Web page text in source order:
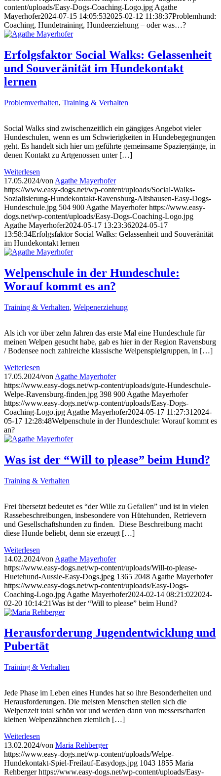
content/uploads/Easy-Dogs-Coaching-Logo.jpg Agathe
Mayerhofer2024-07-15 14:05:532025-02-12 11:38:37Problemhund:
Coaching, Hundetraining, Hundeerziehung – oder was…?
Erfolgsfaktor Social Walks: Gelassenheit
und Souveränität im Hundekontakt
lernen
Problemverhalten, Training & Verhalten
Social Walks sind zwischenzeitlich ein gängiges Angebot vieler
Hundeschulen, wenn es um Schwierigkeiten in Hundebegegnungen
geht. Es handelt sich hier um geführte gemeinsame Spaziergänge, in
denen Kontakt zu Artgenossen unter […]
Weiterlesen
17.05.2024/von Agathe Mayerhofer
https://www.easy-dogs.net/wp-content/uploads/Social-Walks-
Sozialisierung-Hundekontakt-Ravensburg-Altshausen-Easy-Dogs-
Hundeschule.jpg 504 900 Agathe Mayerhofer https://www.easy-
dogs.net/wp-content/uploads/Easy-Dogs-Coaching-Logo.jpg
Agathe Mayerhofer2024-05-17 13:23:362024-05-17
13:58:34Erfolgsfaktor Social Walks: Gelassenheit und Souveränität
im Hundekontakt lernen
Welpenschule in der Hundeschule:
Worauf kommt es an?
Training & Verhalten, Welpenerziehung
Als ich vor über zehn Jahren das erste Mal eine Hundeschule für
meinen Welpen gesucht habe, gab es hier in der Region Ravensburg
/ Bodensee noch zahlreiche klassische Welpenspielgruppen, in […]
Weiterlesen
17.05.2024/von Agathe Mayerhofer
https://www.easy-dogs.net/wp-content/uploads/gute-Hundeschule-
Welpe-Ravensburg-finden.jpg 398 900 Agathe Mayerhofer
https://www.easy-dogs.net/wp-content/uploads/Easy-Dogs-
Coaching-Logo.jpg Agathe Mayerhofer2024-05-17 11:27:31 2024-
05-17 12:28:48Welpenschule in der Hundeschule: Worauf kommt es
an?
Was ist der “Will to please” beim Hund?
Training & Verhalten
Frei übersetzt bedeutet es “der Wille zu Gefallen” und ist in vielen
Rassebeschreibungen, insbesondere von Hütehunden, Retrievern
und Gesellschaftshunden zu finden. Diese Beschreibung macht
diese Hunde beliebt, denn sie erzeugt […]
Weiterlesen
14.02.2024/von Agathe Mayerhofer
https://www.easy-dogs.net/wp-content/uploads/Will-to-please-
Huetehund-Aussie-Easy-Dogs.jpeg 1365 2048 Agathe Mayerhofer
https://www.easy-dogs.net/wp-content/uploads/Easy-Dogs-
Coaching-Logo.jpg Agathe Mayerhofer2024-02-14 08:21:022024-
02-20 10:14:21Was ist der “Will to please” beim Hund?
Herausforderung Jugendentwicklung und
Pubertät
Training & Verhalten
Jede Phase im Leben eines Hundes hat so ihre Besonderheiten und
Herausforderungen. Die meisten Menschen stellen sich die
Welpenzeit total schön vor und werden dann von messerscharfen
kleinen Welpenzähnchen ziemlich […]
Weiterlesen
13.02.2024/von Maria Rehberger
https://www.easy-dogs.net/wp-content/uploads/Welpe-
Hundekontakt-Spiel-Freilauf-Easydogs.jpg 1043 1855 Maria
Rehberger https://www.easy-dogs.net/wp-content/uploads/Easy-